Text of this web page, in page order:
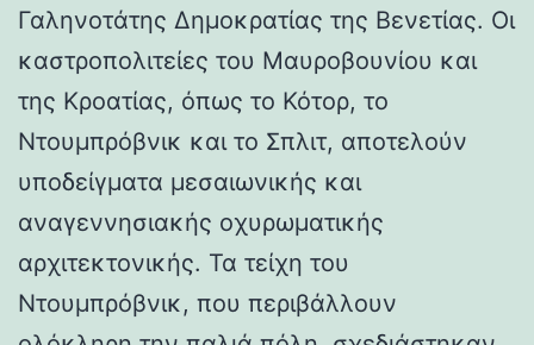
Γαληνοτάτης Δημοκρατίας της Βενετίας. Οι
καστροπολιτείες του Μαυροβουνίου και
της Κροατίας, όπως το Κότορ, το
Ντουμπρόβνικ και το Σπλιτ, αποτελούν
υποδείγματα μεσαιωνικής και
αναγεννησιακής οχυρωματικής
αρχιτεκτονικής. Τα τείχη του
Ντουμπρόβνικ, που περιβάλλουν